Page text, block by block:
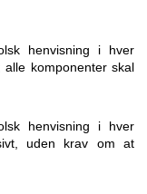
henvisning i hver
komponenter skal
henvisning i hver
uden krav om at